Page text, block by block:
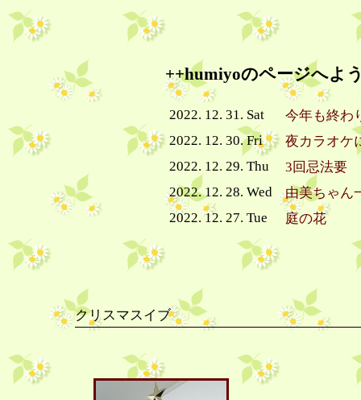
++humiyoのページへよ
2022. 12. 31. Sat
今年も終わ
2022. 12. 30. Fri
夜カラオケ
2022. 12. 29. Thu
3回忌法要
2022. 12. 28. Wed
由美ちゃん
2022. 12. 27. Tue
庭の花
クリスマスイブ